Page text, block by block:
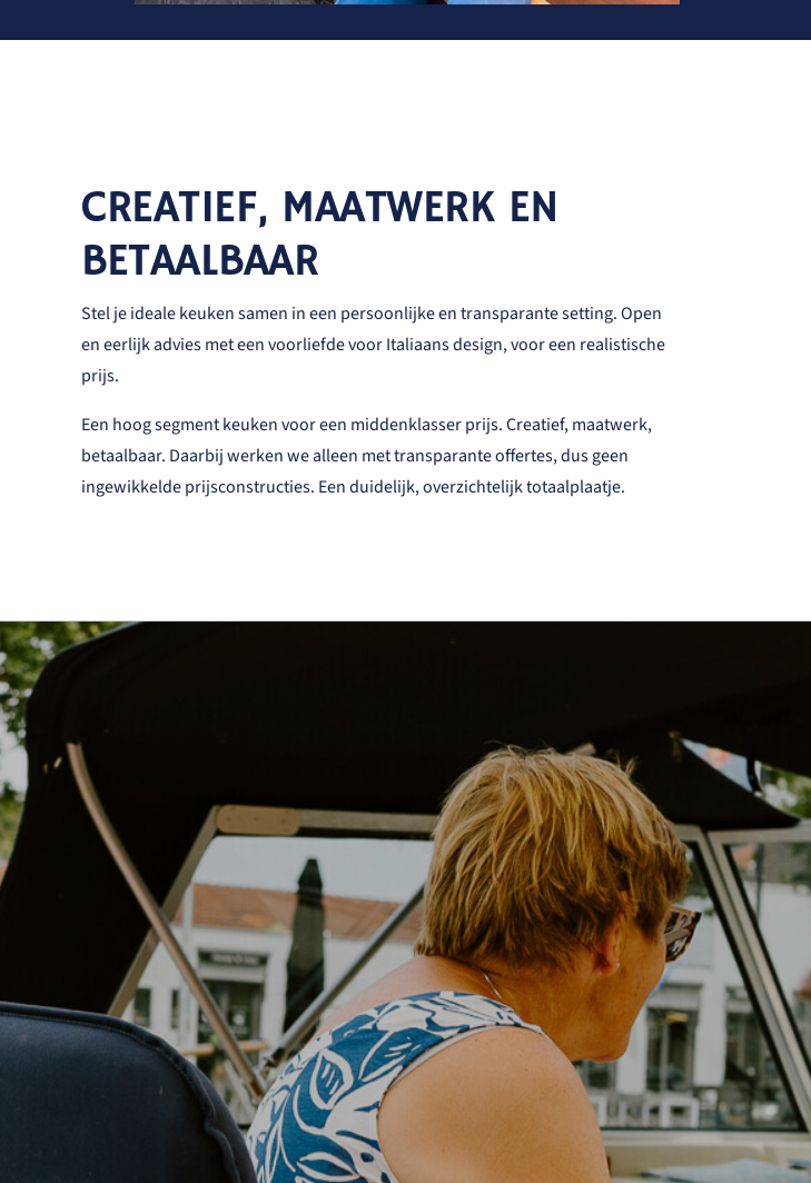
Home
Bezoeken
Ondernemen
De haven
CREATIEF, MAATWERK EN
BETAALBAAR
Stel je ideale keuken samen in een persoonlijke en transparante setting. Open
en eerlijk advies met een voorliefde voor Italiaans design, voor een realistische
prijs.
Een hoog segment keuken voor een middenklasser prijs. Creatief, maatwerk,
betaalbaar. Daarbij werken we alleen met transparante offertes, dus geen
ingewikkelde prijsconstructies. Een duidelijk, overzichtelijk totaalplaatje.